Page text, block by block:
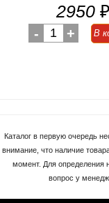
2950 ₽
- 1 + В
Каталог в первую очередь
внимание, что наличие
момент. Для определения
вопрос у